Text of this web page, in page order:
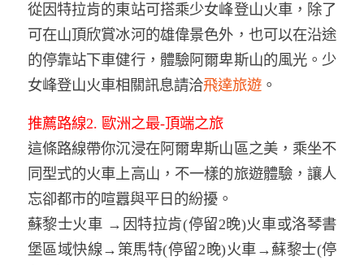
從因特拉肯的東站可搭乘少女峰登山火車，除了
可在山頂欣賞冰河的雄偉景色外，也可以在沿途
的停靠站下車健行，體驗阿爾卑斯山的風光。少
女峰登山火車相關訊息請洽飛達旅遊。
推薦路線2. 歐洲之最-頂端之旅
這條路線帶你沉浸在阿爾卑斯山區之美，乘坐不
同型式的火車上高山，不一樣的旅遊體驗，讓人
忘卻都市的喧囂與平日的紛擾。
蘇黎士火車 →因特拉肯(停留2晚)火車或洛琴書
堡區域快線→策馬特(停留2晚)火車→蘇黎士(停